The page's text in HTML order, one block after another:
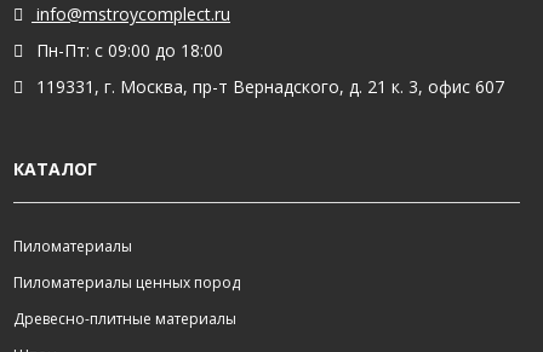
info@mstroycomplect.ru
Пн-Пт: с 09:00 до 18:00
119331, г. Москва, пр-т Вернадского, д. 21 к. 3, офис 607
КАТАЛОГ
Пиломатериалы
Пиломатериалы ценных пород
Древесно-плитные материалы